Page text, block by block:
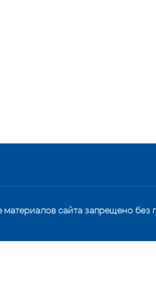
сайта запрещено